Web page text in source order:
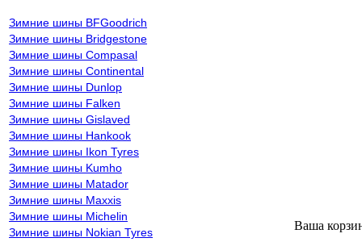
Зимние шины BFGoodrich
Зимние шины Bridgestone
Зимние шины Compasal
Зимние шины Continental
Зимние шины Dunlop
Зимние шины Falken
Зимние шины Gislaved
Зимние шины Hankook
Зимние шины Ikon Tyres
Зимние шины Kumho
Зимние шины Matador
Зимние шины Maxxis
Зимние шины Michelin
Зимние шины Nokian Tyres
Ваша